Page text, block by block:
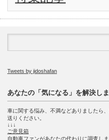
Tweets by jidoshafan
あなたの「気になる」を解決しま
車に関する悩み、不満などありましたら
送りください。
↓↓↓
ご意見箱
自動車ファンがあなたの代わりに調査し